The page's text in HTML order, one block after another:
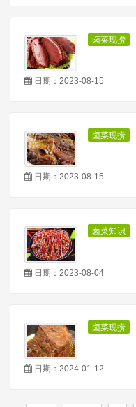
卤菜现捞
日期：2023-08-15
卤菜现捞
日期：2023-08-15
卤菜知识
日期：2023-08-04
卤菜现捞
日期：2024-01-12